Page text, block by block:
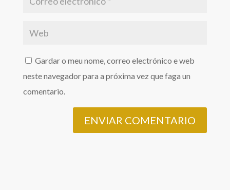
Gardar o meu nome, correo electrónico e web
neste navegador para a próxima vez que faga un
comentario.